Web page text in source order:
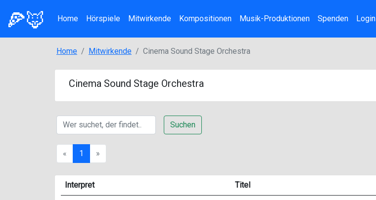
🍕🦊 Home Hörspiele Mitwirkende Kompositionen Musik-Produktionen Spenden Login
Home Mitwirkende Cinema Sound Stage Orchestra
Cinema Sound Stage Orchestra
Suchen
« Previous
1 »
Interpret Titel